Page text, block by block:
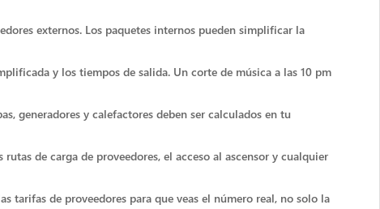
externos. Los paquetes internos pueden simplificar la
y los tiempos de salida. Un corte de música a las 10 pm
generadores y calefactores deben ser calculados en tu
de carga de proveedores, el acceso al ascensor y cualquier
tarifas de proveedores para que veas el número real, no solo la